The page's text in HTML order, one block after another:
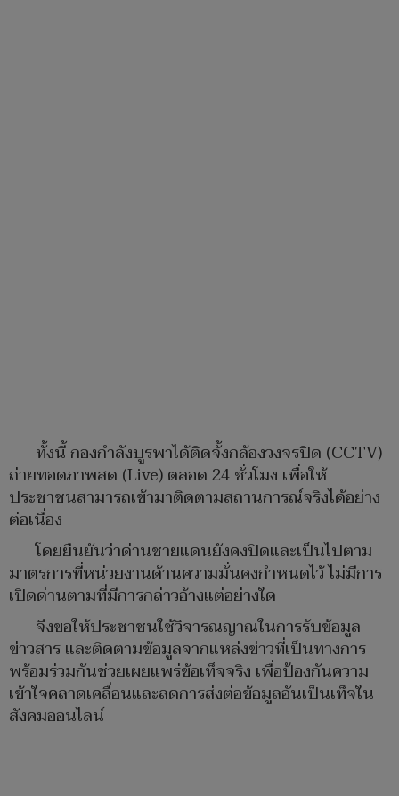
ทั้งนี้ กองกำลังบูรพาได้ติดจั้งกล้องวงจรปิด (CCTV)
ถ่ายทอดภาพสด (Live) ตลอด 24 ชั่วโมง เพื่อให้
ประชาชนสามารถเข้ามาติดตามสถานการณ์จริงได้อย่าง
ต่อเนื่อง
โดยยืนยันว่าด่านชายแดนยังคงปิดและเป็นไปตาม
มาตรการที่หน่วยงานด้านความมั่นคงกำหนดไว้ ไม่มีการ
เปิดด่านตามที่มีการกล่าวอ้างแต่อย่างใด
จึงขอให้ประชาชนใช้วิจารณญาณในการรับข้อมูล
ข่าวสาร และติดตามข้อมูลจากแหล่งข่าวที่เป็นทางการ
พร้อมร่วมกันช่วยเผยแพร่ข้อเท็จจริง เพื่อป้องกันความ
เข้าใจคลาดเคลื่อนและลดการส่งต่อข้อมูลอันเป็นเท็จใน
สังคมออนไลน์